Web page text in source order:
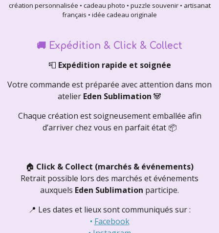
création personnalisée • cadeau photo • puzzle souvenir • artisanat
français • idée cadeau originale
🚚 Expédition & Click & Collect
📮 Expédition rapide et soignée
Votre commande est préparée avec attention dans mon
atelier Eden Sublimation 🐼
Chaque création est soigneusement emballée afin
d’arriver chez vous en parfait état 📦
🏠 Click & Collect (marchés & événements)
Retrait possible lors des marchés et événements
auxquels Eden Sublimation participe.
📍 Les dates et lieux sont communiqués sur :
• Facebook